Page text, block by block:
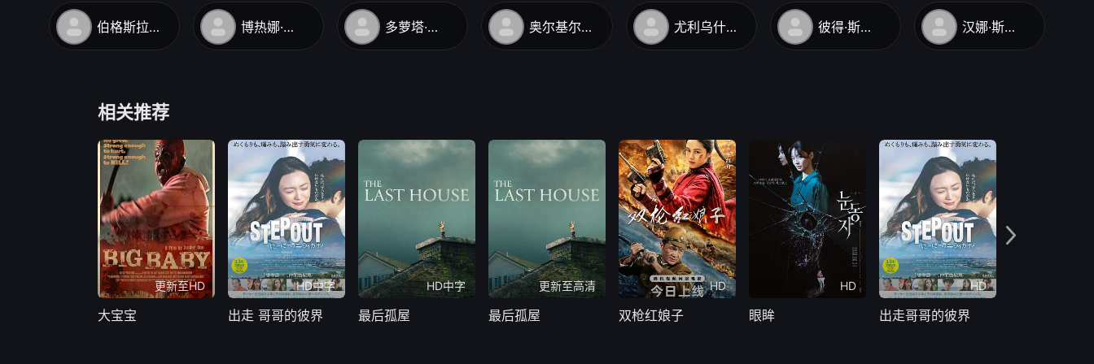
伯格斯拉娃·帕韦莱茨 博热娜·斯特雷伊库芙娜 多萝塔·斯大林斯卡 奥尔基尔德·鲁卡斯瑟维克茨 尤利乌什·卢比奇-利索夫斯基 彼得·斯特凡尼亚克 汉娜·斯坦库芙娜
相关推荐
更新至HD
大宝宝
HD中字
出走 哥哥的彼界
HD中字
最后孤屋
更新至高清
最后孤屋
HD
双枪红娘子
HD
眼眸
HD
出走哥哥的彼界